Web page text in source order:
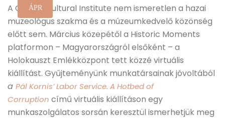
ÁPR
A Google Cultural Institute nem ismeretlen a hazai
muzeológus szakma és a múzeumkedvelő közönség
előtt sem. Március közepétől a Historic Moments
platformon – Magyarországról elsőként – a
Holokauszt Emlékközpont tett közzé virtuális
kiállítást. Gyűjteményünk munkatársainak jóvoltából
a Pál Kornis’ Labor Service. A Hotbed of
Corruption című virtuális kiállításon egy
munkaszolgálatos sorsán keresztül ismerhetjük meg